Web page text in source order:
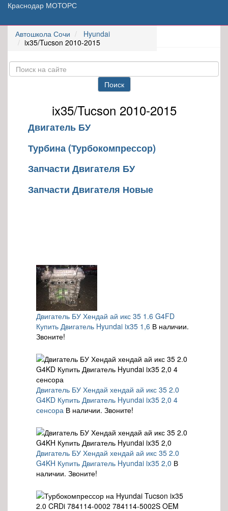
Краснодар МОТОРС
Автошкола Сочи
Hyundai
ix35/Tucson 2010-2015
Поиск
ix35/Tucson 2010-2015
Двигатель БУ
Турбина (Турбокомпрессор)
Запчасти Двигателя БУ
Запчасти Двигателя Новые
Двигатель БУ Хендай ай икс 35 1.6 G4FD
Купить Двигатель Hyundai ix35 1,6 В наличии.
Звоните!
Двигатель БУ Хендай хендай ай икс 35 2.0
G4KD Купить Двигатель Hyundai ix35 2,0 4
сенсора В наличии. Звоните!
Двигатель БУ Хендай хендай ай икс 35 2.0
G4KH Купить Двигатель Hyundai ix35 2,0 В
наличии. Звоните!